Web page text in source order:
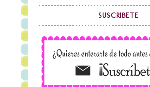
SUSCRIBETE